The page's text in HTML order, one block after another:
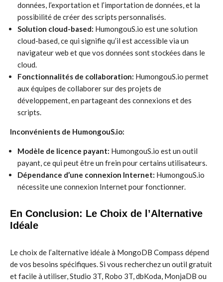
données, l’exportation et l’importation de données, et la
possibilité de créer des scripts personnalisés.
Solution cloud-based: HumongouS.io est une solution
cloud-based, ce qui signifie qu’il est accessible via un
navigateur web et que vos données sont stockées dans le
cloud.
Fonctionnalités de collaboration: HumongouS.io permet
aux équipes de collaborer sur des projets de
développement, en partageant des connexions et des
scripts.
Inconvénients de HumongouS.io:
Modèle de licence payant: HumongouS.io est un outil
payant, ce qui peut être un frein pour certains utilisateurs.
Dépendance d’une connexion Internet: HumongouS.io
nécessite une connexion Internet pour fonctionner.
En Conclusion: Le Choix de l’Alternative
Idéale
Le choix de l’alternative idéale à MongoDB Compass dépend
de vos besoins spécifiques. Si vous recherchez un outil gratuit
et facile à utiliser, Studio 3T, Robo 3T, dbKoda, MonjaDB ou